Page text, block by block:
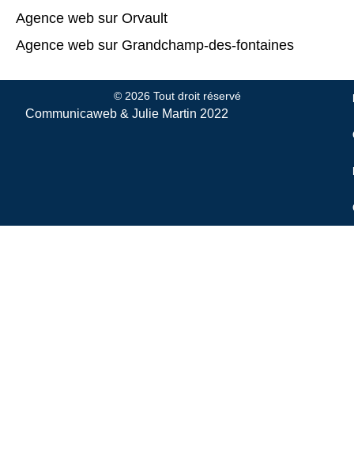
Agence web sur Orvault
Agence web sur Grandchamp-des-fontaines
© 2026 Tout droit réservé
Communicaweb &Julie Martin 2022